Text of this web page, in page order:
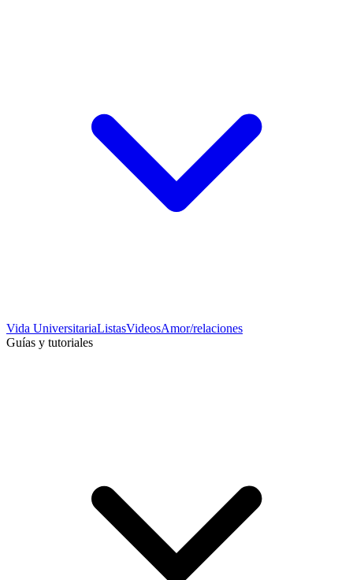
Vida UniversitariaListasVideosAmor/relaciones
Guías y tutoriales